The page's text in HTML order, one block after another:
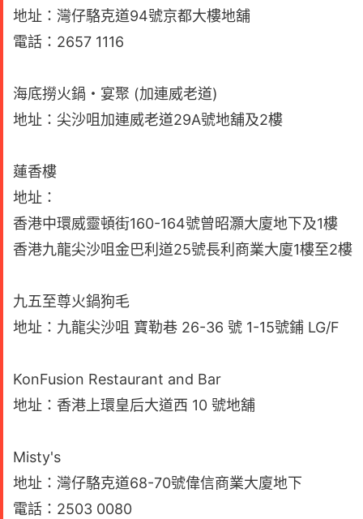
地址：灣仔駱克道94號京都大樓地舖
電話：2657 1116
海底撈火鍋・宴聚 (加連威老道)
地址：尖沙咀加連威老道29A號地舖及2樓
蓮香樓
地址：
香港中環威靈頓街160-164號曾昭灝大廈地下及1樓
香港九龍尖沙咀金巴利道25號長利商業大廈1樓至2樓
九五至尊火鍋狗毛
地址：九龍尖沙咀 寶勒巷 26-36 號 1-15號鋪 LG/F
KonFusion Restaurant and Bar
地址：香港上環皇后大道西 10 號地舖
Misty's
地址：灣仔駱克道68-70號偉信商業大廈地下
電話：2503 0080